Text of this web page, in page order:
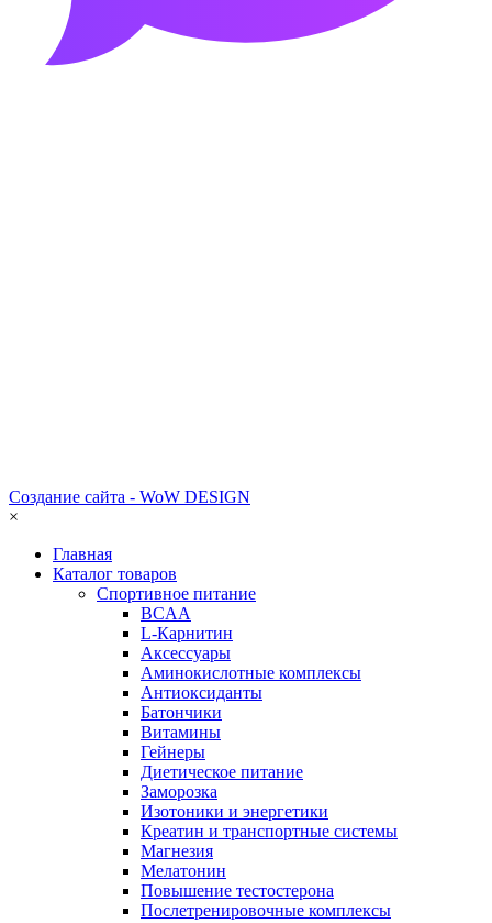
Создание сайта - WoW DESIGN
×
Главная
Каталог товаров
Спортивное питание
BCAA
L-Карнитин
Аксессуары
Аминокислотные комплексы
Антиоксиданты
Батончики
Витамины
Гейнеры
Диетическое питание
Заморозка
Изотоники и энергетики
Креатин и транспортные системы
Магнезия
Мелатонин
Повышение тестостерона
Послетренировочные комплексы